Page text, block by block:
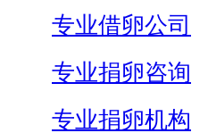
专业借卵公司
专业捐卵咨询
专业捐卵机构